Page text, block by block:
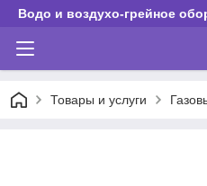
Водо и воздухо-грейное
Товары и услуги